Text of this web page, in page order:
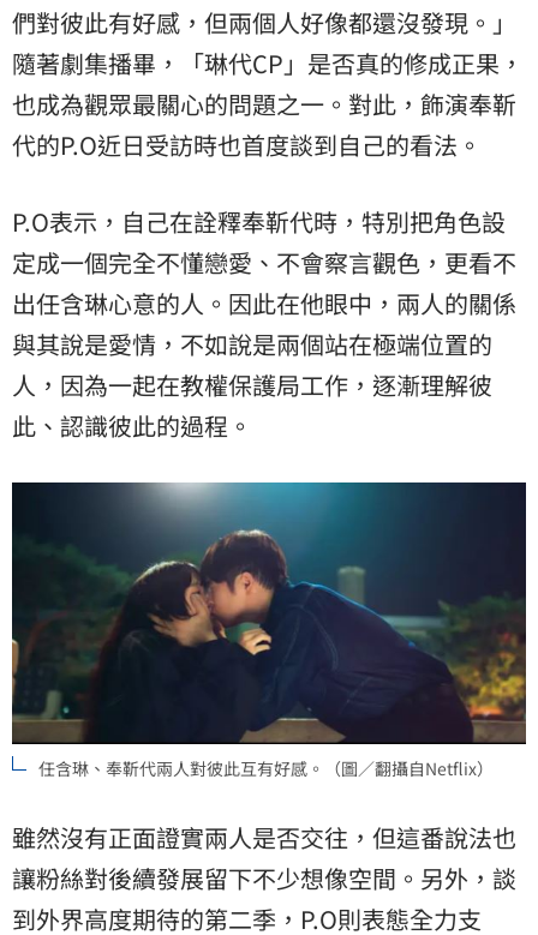
們對彼此有好感，但兩個人好像都還沒發現。」
隨著劇集播畢，「琳代CP」是否真的修成正果，
也成為觀眾最關心的問題之一。對此，飾演奉靳
代的P.O近日受訪時也首度談到自己的看法。
P.O表示，自己在詮釋奉靳代時，特別把角色設
定成一個完全不懂戀愛、不會察言觀色，更看不
出任含琳心意的人。因此在他眼中，兩人的關係
與其說是愛情，不如說是兩個站在極端位置的
人，因為一起在教權保護局工作，逐漸理解彼
此、認識彼此的過程。
任含琳、奉靳代兩人對彼此互有好感。（圖／翻攝自Netflix）
雖然沒有正面證實兩人是否交往，但這番說法也
讓粉絲對後續發展留下不少想像空間。另外，談
到外界高度期待的第二季，P.O則表態全力支